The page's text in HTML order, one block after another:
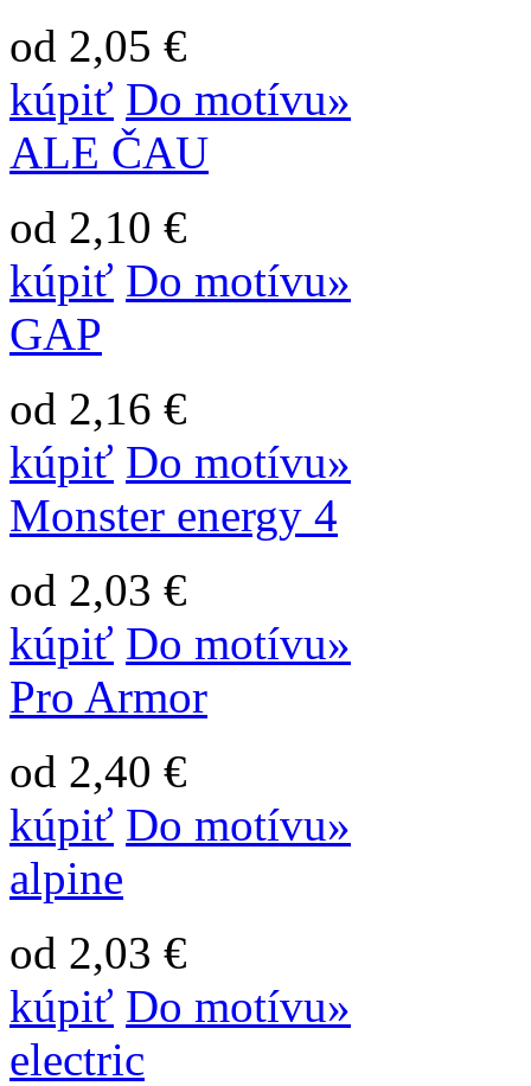
od 2,05 €
kúpiť Do motívu»
ALE ČAU
od 2,10 €
kúpiť Do motívu»
GAP
od 2,16 €
kúpiť Do motívu»
Monster energy 4
od 2,03 €
kúpiť Do motívu»
Pro Armor
od 2,40 €
kúpiť Do motívu»
alpine
od 2,03 €
kúpiť Do motívu»
electric